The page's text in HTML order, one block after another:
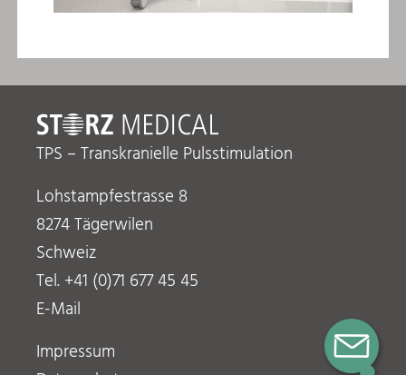
TPS – Transkranielle Pulsstimulation
Lohstampfestrasse 8
8274 Tägerwilen
Schweiz
Tel. +41 (0)71 677 45 45
E-Mail
Impressum